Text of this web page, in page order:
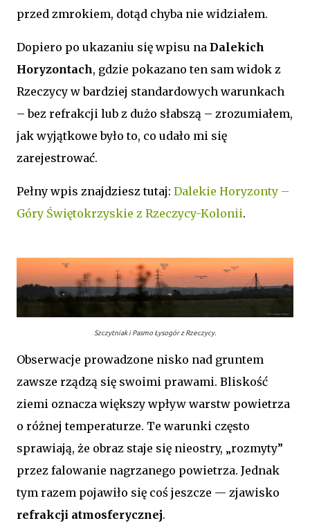
przed zmrokiem, dotąd chyba nie widziałem.
Dopiero po ukazaniu się wpisu na Dalekich
Horyzontach, gdzie pokazano ten sam widok z
Rzeczycy w bardziej standardowych warunkach
– bez refrakcji lub z dużo słabszą – zrozumiałem,
jak wyjątkowe było to, co udało mi się
zarejestrować.
Pełny wpis znajdziesz tutaj: Dalekie Horyzonty –
Góry Świętokrzyskie z Rzeczycy-Kolonii.
Szczytniak i Pasmo Łysogór z Rzeczycy.
Obserwacje prowadzone nisko nad gruntem
zawsze rządzą się swoimi prawami. Bliskość
ziemi oznacza większy wpływ warstw powietrza
o różnej temperaturze. Te warunki często
sprawiają, że obraz staje się nieostry, „rozmyty”
przez falowanie nagrzanego powietrza. Jednak
tym razem pojawiło się coś jeszcze — zjawisko
refrakcji atmosferycznej.